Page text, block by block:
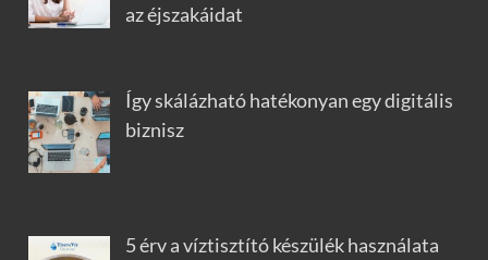
az éjszakáidat
Így skálázható hatékonyan egy digitális
biznisz
5 érv a víztisztító készülék használata